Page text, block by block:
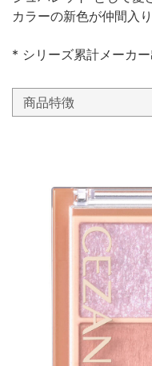
カラーの新色が仲間入り
* シリーズ累計メーカ
商品特徴